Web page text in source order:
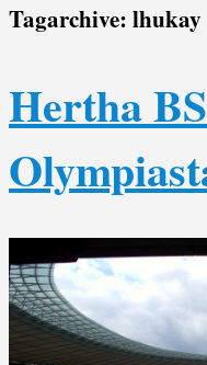
Tagarchive: lhukay
Hertha